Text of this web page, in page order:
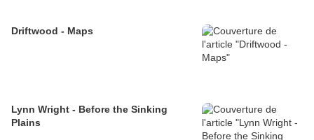
Driftwood - Maps
Lynn Wright - Before the Sinking
Plains